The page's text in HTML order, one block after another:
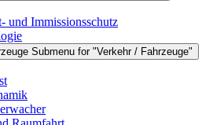
und Immissionsschutz
Submenu for "Verkehr / Fahrzeuge"